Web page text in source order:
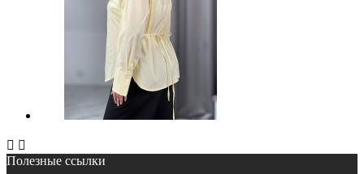
 
Полезные ссылки